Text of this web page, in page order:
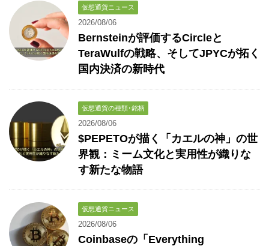
仮想通貨ニュース
2026/08/06
Bernsteinが評価するCircleと
TeraWulfの戦略、そしてJPYCが拓く
国内決済の新時代
仮想通貨の種類･銘柄
2026/08/06
$PEPETOが描く「カエルの神」の世
界観：ミーム文化と実用性が織りな
す新たな物語
仮想通貨ニュース
2026/08/06
Coinbaseの「Everything